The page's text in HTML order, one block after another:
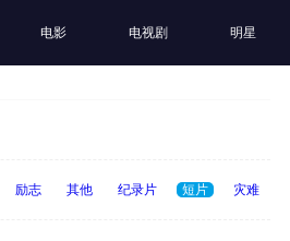
电影 电视剧 明星
励志 其他 纪录片 短片 灾难